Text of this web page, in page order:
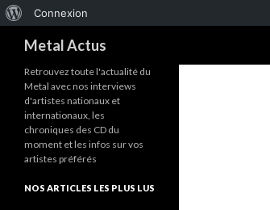
Metal Actus
Retrouvez toute l'actualité du
Metal avec nos interviews
d'artistes nationaux et
internationaux, les
chroniques des CD du
moment et les infos sur vos
artistes préférés
NOS ARTICLES LES PLUS LUS
propos
WordPress
Connexion